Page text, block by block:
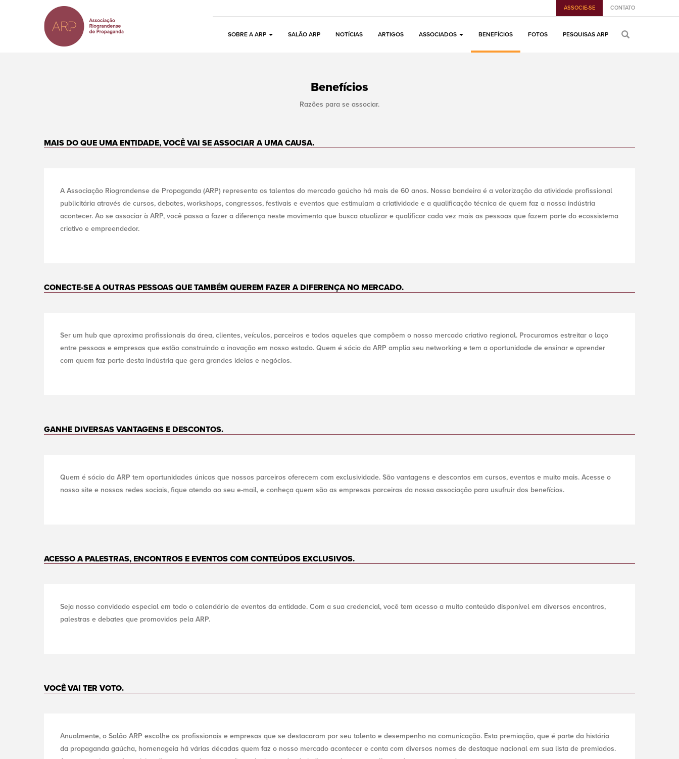
ASSOCIE-SE CONTATO
SOBRE A ARP SALÃO ARP NOTÍCIAS ARTIGOS ASSOCIADOS BENEFÍCIOS FOTOS PESQUISAS ARP
Benefícios
Razões para se associar.
MAIS DO QUE UMA ENTIDADE, VOCÊ VAI SE ASSOCIAR A UMA CAUSA.
A Associação Riograndense de Propaganda (ARP) representa os talentos do mercado gaúcho há mais de 60 anos. Nossa bandeira é a valorização da atividade profissional
publicitária através de cursos, debates, workshops, congressos, festivais e eventos que estimulam a criatividade e a qualificação técnica de quem faz a nossa indústria
acontecer. Ao se associar à ARP, você passa a fazer a diferença neste movimento que busca atualizar e qualificar cada vez mais as pessoas que fazem parte do ecossistema
criativo e empreendedor.
CONECTE-SE A OUTRAS PESSOAS QUE TAMBÉM QUEREM FAZER A DIFERENÇA NO MERCADO.
Ser um hub que aproxima profissionais da área, clientes, veículos, parceiros e todos aqueles que compõem o nosso mercado criativo regional. Procuramos estreitar o laço
entre pessoas e empresas que estão construindo a inovação em nosso estado. Quem é sócio da ARP amplia seu networking e tem a oportunidade de ensinar e aprender
com quem faz parte desta indústria que gera grandes ideias e negócios.
GANHE DIVERSAS VANTAGENS E DESCONTOS.
Quem é sócio da ARP tem oportunidades únicas que nossos parceiros oferecem com exclusividade. São vantagens e descontos em cursos, eventos e muito mais. Acesse o
nosso site e nossas redes sociais, fique atendo ao seu e-mail, e conheça quem são as empresas parceiras da nossa associação para usufruir dos benefícios.
ACESSO A PALESTRAS, ENCONTROS E EVENTOS COM CONTEÚDOS EXCLUSIVOS.
Seja nosso convidado especial em todo o calendário de eventos da entidade. Com a sua credencial, você tem acesso a muito conteúdo disponível em diversos encontros,
palestras e debates que promovidos pela ARP.
VOCÊ VAI TER VOTO.
Anualmente, o Salão ARP escolhe os profissionais e empresas que se destacaram por seu talento e desempenho na comunicação. Esta premiação, que é parte da história
da propaganda gaúcha, homenageia há várias décadas quem faz o nosso mercado acontecer e conta com diversos nomes de destaque nacional em sua lista de premiados.